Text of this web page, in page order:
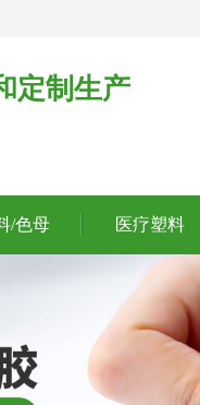
定制生产
/色母 医疗塑料